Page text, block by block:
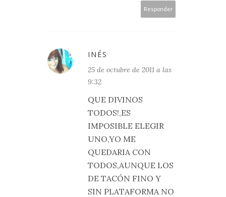
Responder
INÉS
25 de octubre de 2011 a las
9:32
QUE DIVINOS
TODOS!,ES
IMPOSIBLE ELEGIR
UNO,YO ME
QUEDARIA CON
TODOS,AUNQUE LOS
DE TACÓN FINO Y
SIN PLATAFORMA NO